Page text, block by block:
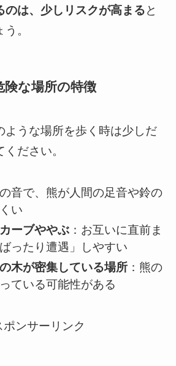
のは、少しリスクが高まると
。
な場所の特徴
ような場所を歩く時は少しだ
ださい。
の音で、熊が人間の足音や鈴の
い
ーブややぶ ：お互いに直前ま
ったり遭遇」しやすい
木が密集している場所 ：熊の
ている可能性がある
ポンサーリンク